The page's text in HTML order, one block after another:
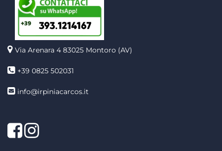
Via Arenara 4 83025 Montoro (AV)
+39 0825 502031
info@irpiniacarcos.it
FacebookInstagram